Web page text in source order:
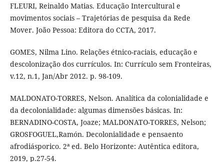
FLEURI, Reinaldo Matias. Educação Intercultural e
movimentos sociais – Trajetórias de pesquisa da Rede
Mover. João Pessoa: Editora do CCTA, 2017.
GOMES, Nilma Lino. Relações étnico-raciais, educação e
descolonização dos currículos. In: Currículo sem Fronteiras,
v.12, n.1, Jan/Abr 2012. p. 98-109.
MALDONATO-TORRES, Nelson. Analítica da colonialidade e
da decolonialidade: algumas dimensões básicas. In:
BERNADINO-COSTA, Joaze; MALDONATO-TORRES, Nelson;
GROSFOGUEL,Ramón. Decolonialidade e pensaento
afrodiásporico. 2ª ed. Belo Horizonte: Autêntica editora,
2019, p.27-54.